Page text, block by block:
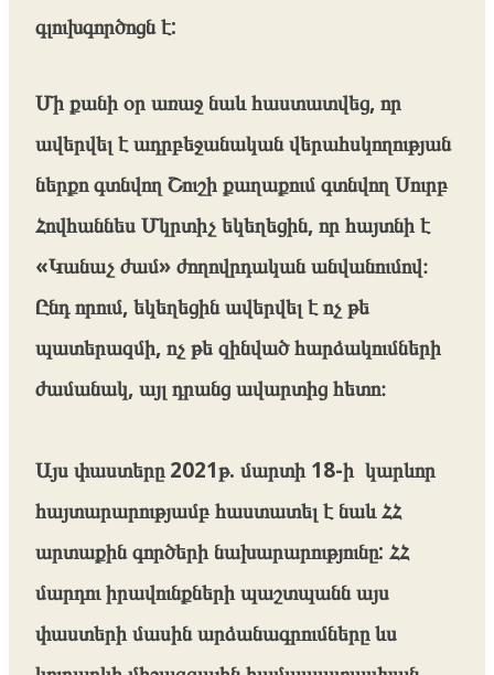
գլուխգործոցն է:
Մի քանի օր առաջ նաև հաստատվեց, որ
ավերվել է ադրբեջանական վերահսկողության
ներքո գտնվող Շուշի քաղաքում գտնվող Սուրբ
Հովհաննես Մկրտիչ եկեղեցին, որ հայտնի է
«Կանաչ ժամ» ժողովրդական անվանումով։
Ընդ որում, եկեղեցին ավերվել է ոչ թե
պատերազմի, ոչ թե զինված հարձակումների
ժամանակ, այլ դրանց ավարտից հետո։
Այս փաստերը 2021թ. մարտի 18-ի կարևոր
հայտարարությամբ հաստատել է նաև ՀՀ
արտաքին գործերի նախարարությունը: ՀՀ
մարդու իրավունքների պաշտպանն այս
փաստերի մասին արձանագրումները ևս